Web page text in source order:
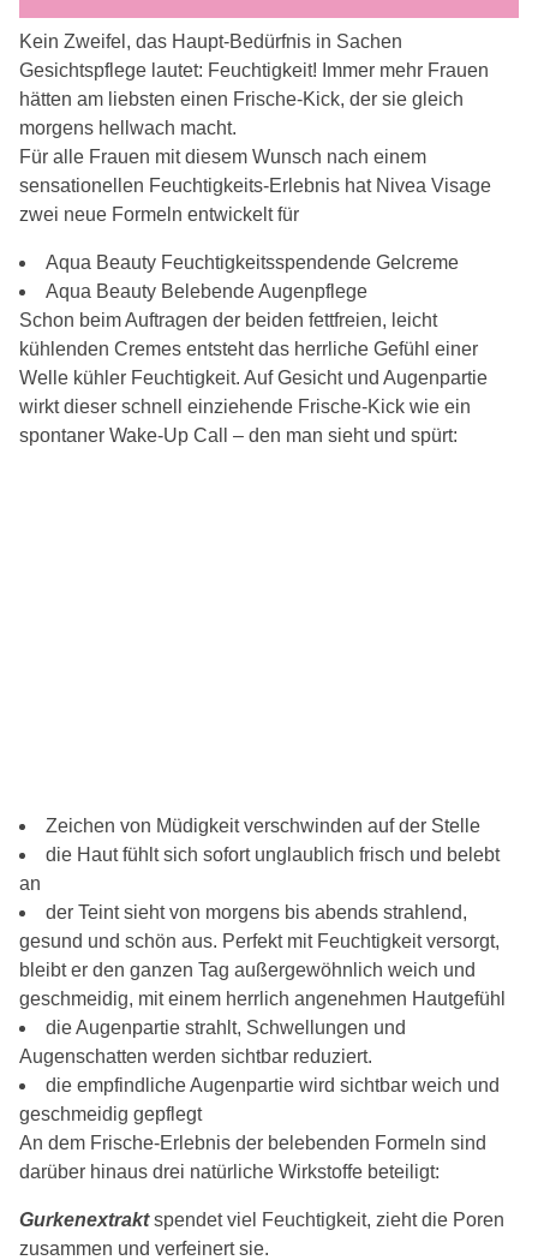
Kein Zweifel, das Haupt-Bedürfnis in Sachen
Gesichtspflege lautet: Feuchtigkeit! Immer mehr Frauen
hätten am liebsten einen Frische-Kick, der sie gleich
morgens hellwach macht.
Für alle Frauen mit diesem Wunsch nach einem
sensationellen Feuchtigkeits-Erlebnis hat Nivea Visage
zwei neue Formeln entwickelt für
Aqua Beauty Feuchtigkeitsspendende Gelcreme
Aqua Beauty Belebende Augenpflege
Schon beim Auftragen der beiden fettfreien, leicht
kühlenden Cremes entsteht das herrliche Gefühl einer
Welle kühler Feuchtigkeit. Auf Gesicht und Augenpartie
wirkt dieser schnell einziehende Frische-Kick wie ein
spontaner Wake-Up Call – den man sieht und spürt:
Zeichen von Müdigkeit verschwinden auf der Stelle
die Haut fühlt sich sofort unglaublich frisch und belebt
an
der Teint sieht von morgens bis abends strahlend,
gesund und schön aus. Perfekt mit Feuchtigkeit versorgt,
bleibt er den ganzen Tag außergewöhnlich weich und
geschmeidig, mit einem herrlich angenehmen Hautgefühl
die Augenpartie strahlt, Schwellungen und
Augenschatten werden sichtbar reduziert.
die empfindliche Augenpartie wird sichtbar weich und
geschmeidig gepflegt
An dem Frische-Erlebnis der belebenden Formeln sind
darüber hinaus drei natürliche Wirkstoffe beteiligt:
Gurkenextraktspendet viel Feuchtigkeit, zieht die Poren
zusammen und verfeinert sie.